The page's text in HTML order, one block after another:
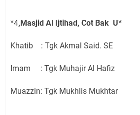
*4,Masjid Al Ijtihad, Cot Bak U*
Khatib : Tgk Akmal Said. SE
Imam : Tgk Muhajir Al Hafiz
Muazzin: Tgk Mukhlis Mukhtar